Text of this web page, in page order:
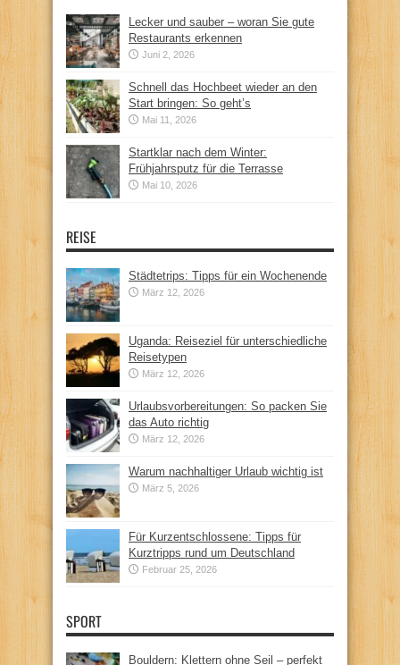
Lecker und sauber – woran Sie gute
Restaurants erkennen
Juni 2, 2026
Schnell das Hochbeet wieder an den
Start bringen: So geht’s
Mai 11, 2026
Startklar nach dem Winter:
Frühjahrsputz für die Terrasse
Mai 10, 2026
REISE
Städtetrips: Tipps für ein Wochenende
März 12, 2026
Uganda: Reiseziel für unterschiedliche
Reisetypen
März 12, 2026
Urlaubsvorbereitungen: So packen Sie
das Auto richtig
März 12, 2026
Warum nachhaltiger Urlaub wichtig ist
März 5, 2026
Für Kurzentschlossene: Tipps für
Kurztripps rund um Deutschland
Februar 25, 2026
SPORT
Bouldern: Klettern ohne Seil – perfekt